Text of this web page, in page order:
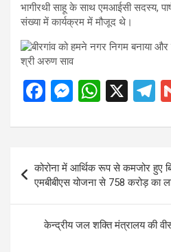
भागीरथी साहू के साथ एमआईसी सदस्य,
संख्या में कार्यक्रम में मौजूद थे।
F
ce
b
o
o
k
M
se
n
g
er
W
at
A
p
p
X
T
e
gr
a
Post
navigation
कोरोना में आर्थिक रूप से कमजोर हुए
एमबीबीएस योजना से 758 करोड़ का
केन्द्रीय जल शक्ति मंत्रालय की